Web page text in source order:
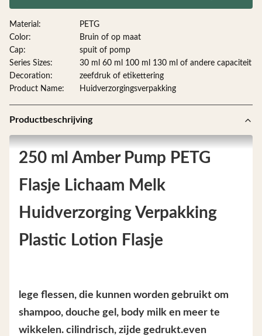
Material:
PETG
Color:
Bruin of op maat
Cap:
spuit of pomp
Series Sizes:
30 ml 60 ml 100 ml 130 ml of andere capaciteit
Decoration:
zeefdruk of etikettering
Product Name:
Huidverzorgingsverpakking
Productbeschrijving
250 ml Amber Pump PETG
Flasje Lichaam Melk
Huidverzorging Verpakking
Plastic Lotion Flasje
lege flessen, die kunnen worden gebruikt om
shampoo, douche gel, body milk en meer te
wikkelen. cilindrisch, zijde gedrukt.even